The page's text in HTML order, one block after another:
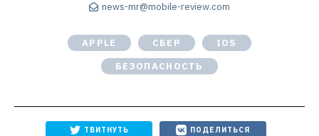
news-mr@mobile-review.com
APPLE СБЕР
IOS
БЕЗОПАСНОСТЬ
ТВИТНУТЬ ПОДЕЛИТЬСЯ